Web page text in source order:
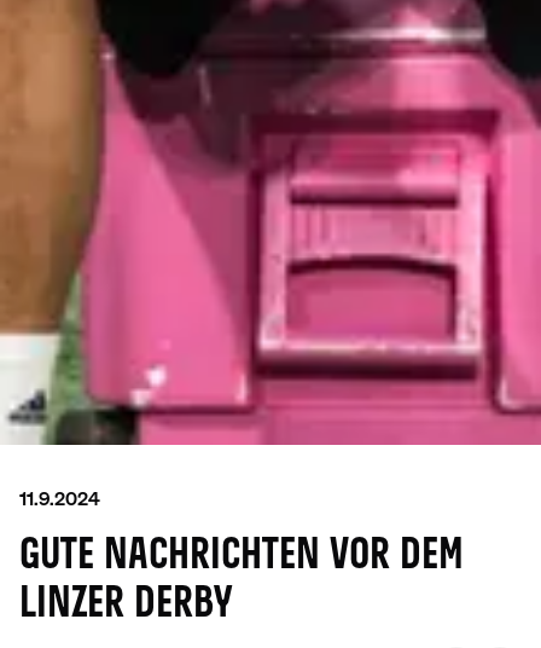
11.9.2024
GUTE NACHRICHTEN VOR DEM
LINZER DERBY